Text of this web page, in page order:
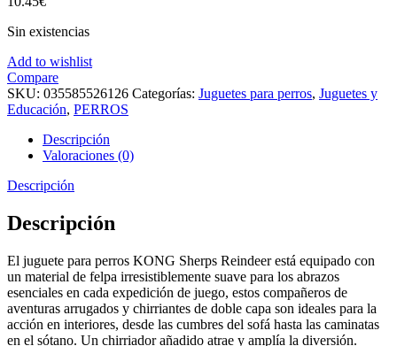
Sin existencias
Add to wishlist
Compare
SKU: 035585526126 Categorías: Juguetes para perros, Juguetes y
Educación, PERROS
Descripción
Valoraciones (0)
Descripción
Descripción
El juguete para perros KONG Sherps Reindeer está equipado con
un material de felpa irresistiblemente suave para los abrazos
esenciales en cada expedición de juego, estos compañeros de
aventuras arrugados y chirriantes de doble capa son ideales para la
acción en interiores, desde las cumbres del sofá hasta las caminatas
en el sótano. Un chirriador añadido atrae y amplía la diversión.